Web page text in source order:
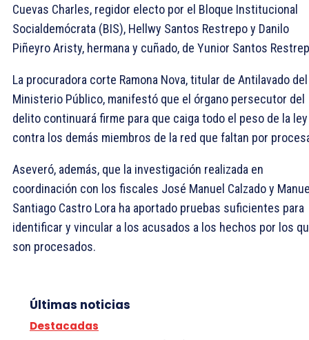
Cuevas Charles, regidor electo por el Bloque Institucional
Socialdemócrata (BIS), Hellwy Santos Restrepo y Danilo
Piñeyro Aristy, hermana y cuñado, de Yunior Santos
La procuradora corte Ramona Nova, titular de Antilavado del
Ministerio Público, manifestó que el órgano persecutor del
delito continuará firme para que caiga todo el peso de la ley
contra los demás miembros de la red que faltan por
Aseveró, además, que la investigación realizada en
coordinación con los fiscales José Manuel Calzado y
Santiago Castro Lora ha aportado pruebas suficientes para
identificar y vincular a los acusados a los hechos por los
son procesados.
Últimas noticias
Destacadas